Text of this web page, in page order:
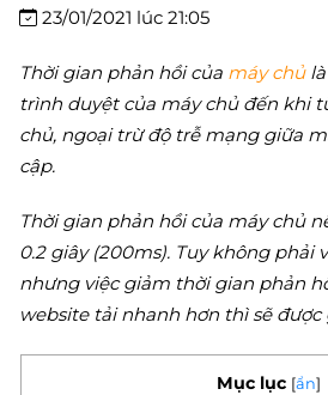
23/01/2021 lúc 21:05
Thời gian phản hồi của máy chủ
trình duyệt của máy chủ đến khi
chủ, ngoại trừ độ trễ mạng giữa
cập.
Thời gian phản hồi của máy chủ
0.2 giây (200ms). Tuy không phải
nhưng việc giảm thời gian phản
website tải nhanh hơn thì sẽ được
Mục lục [ẩn]